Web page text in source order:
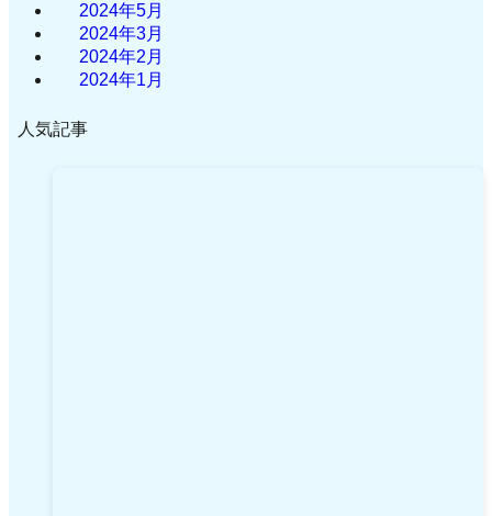
2024年5月
2024年3月
2024年2月
2024年1月
人気記事